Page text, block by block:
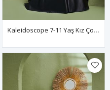
Kaleidoscope 7-11 Yaş Kız Çocuk Elbise 30194 Siyah